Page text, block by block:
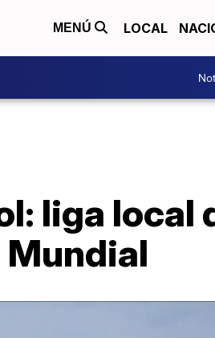
MENÚ LOCAL
liga local
Mundial